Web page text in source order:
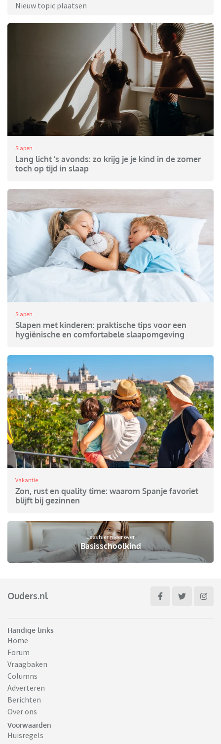
Nieuw topic plaatsen
Slapen
Lang licht ’s avonds: zo krijg je je kind in de zomer
toch op tijd in slaap
Slapen
Slapen met kinderen: praktische tips voor een
hygiënische en comfortabele slaapomgeving
Vakantie
Zon, rust en quality time: waarom Spanje favoriet
blijft bij gezinnen
Lees hier meer over
Basisschoolkind
Ouders.nl
Handige links
Home
Forum
Vraagbaken
Columns
Adverteren
Berichten
Over ons
Voorwaarden
Huisregels